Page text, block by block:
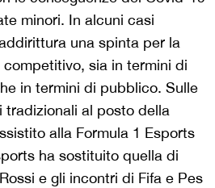
minori. In alcuni casi
una spinta per la
sia in termini di
in termini di pubblico. Sulle
tradizionali al posto della
alla Formula 1 Esports
ha sostituito quella di
e gli incontri di Fifa e Pes